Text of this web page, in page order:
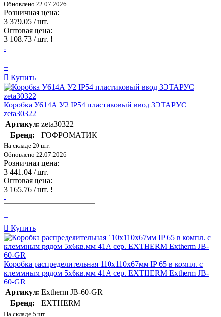
Обновлено 22.07.2026
Розничная цена:
3 379.05 / шт.
Оптовая цена:
3 108.73 / шт. !
-
+
Купить
Коробка У614А У2 IP54 пластиковый ввод ЗЭТАРУС
zeta30322
Артикул: zeta30322
Бренд:
ГОФРОМАТИК
На складе 20 шт.
Обновлено 22.07.2026
Розничная цена:
3 441.04 / шт.
Оптовая цена:
3 165.76 / шт. !
-
+
Купить
Коробка распределительная 110х110х67мм IP 65 в компл. с
клеммным рядом 5х6кв.мм 41А сер. EXTHERM Extherm JB-
60-GR
Артикул: Extherm JB-60-GR
Бренд:
EXTHERM
На складе 5 шт.